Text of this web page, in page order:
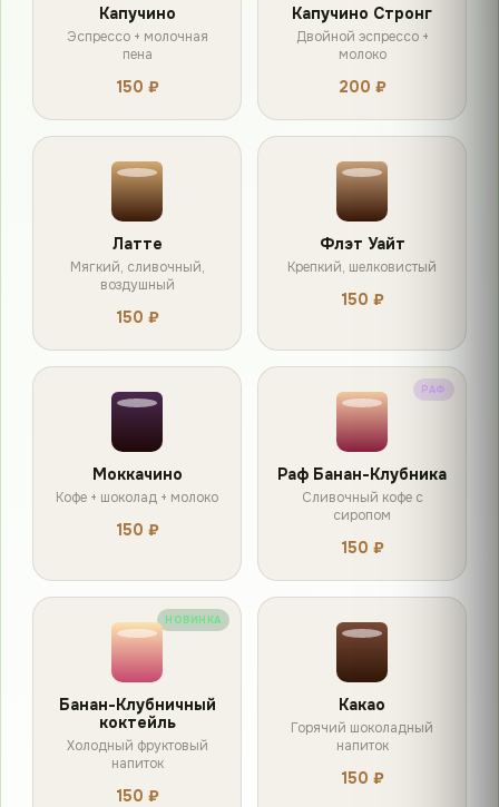
Капучино
Эспрессо + молочная
пена
150 ₽
Капучино Стронг
Двойной эспрессо +
молоко
200 ₽
Латте
Мягкий, сливочный,
воздушный
150 ₽
Флэт Уайт
Крепкий, шелковистый
150 ₽
Моккачино
Кофе + шоколад + молоко
150 ₽
РАФ
Раф Банан-Клубника
Сливочный кофе с
сиропом
150 ₽
НОВИНКА
Банан-Клубничный
коктейль
Холодный фруктовый
напиток
150 ₽
Какао
Горячий шоколадный
напиток
150 ₽